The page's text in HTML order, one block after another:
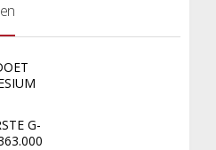
G-